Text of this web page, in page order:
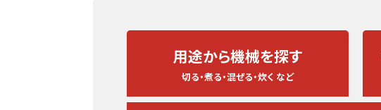
用途から機械を探す
切る・煮る・混ぜる・炊く など